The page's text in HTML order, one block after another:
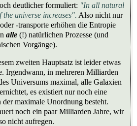
deutlicher formuliert: "In all natural
the universe increases". Also nicht nur
-transporte erhöhen die Entropie
alle (!) natürlichen Prozesse (und
Vorgänge).
zweiten Hauptsatz ist leider etwas
Irgendwann, in mehreren Milliarden
Universums maximal, alle Galaxien
es existiert nur noch eine
maximale Unordnung besteht.
noch ein paar Milliarden Jahre, wir
nicht aufregen.